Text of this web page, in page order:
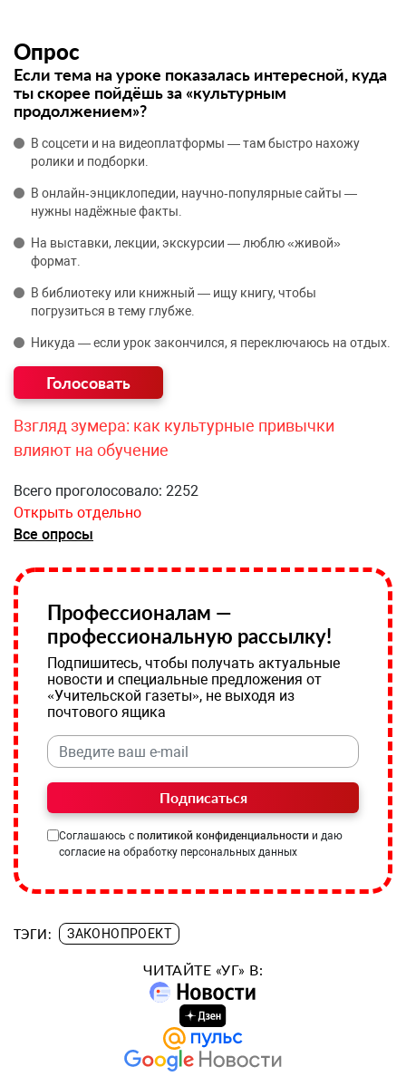
Опрос
Если тема на уроке показалась интересной, куда
ты скорее пойдёшь за «культурным
продолжением»?
В соцсети и на видеоплатформы — там быстро нахожу
ролики и подборки.
В онлайн‑энциклопедии, научно‑популярные сайты —
нужны надёжные факты.
На выставки, лекции, экскурсии — люблю «живой»
формат.
В библиотеку или книжный — ищу книгу, чтобы
погрузиться в тему глубже.
Никуда — если урок закончился, я переключаюсь на отдых.
Взгляд зумера: как культурные привычки
влияют на обучение
Всего проголосовало: 2252
Открыть отдельно
Все опросы
Профессионалам —
профессиональную рассылку!
Подпишитесь, чтобы получать актуальные
новости и специальные предложения от
«Учительской газеты», не выходя из
почтового ящика
Подписаться
Соглашаюсь с политикой конфиденциальности и даю
согласие на обработку персональных данных
ТЭГИ: ЗАКОНОПРОЕКТ
ЧИТАЙТЕ «УГ» В: